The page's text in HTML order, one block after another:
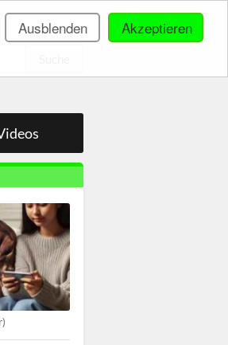
Akzeptieren
Ausblenden